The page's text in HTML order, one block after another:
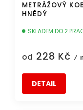
METRÁŽOVÝ
HNĚDÝ
SKLADEM DO 2
od 228 Kč /
DETAIL